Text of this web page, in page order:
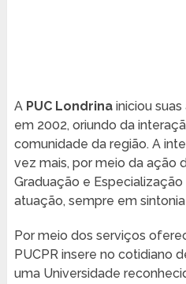
A PUC Londrinainiciou suas
em 2002, oriundo da
comunidade da região. A
vez mais, por meio da ação
Graduação e
atuação, sempre em
Por meio dos serviços
PUCPR insere no cotidiano
uma Universidade